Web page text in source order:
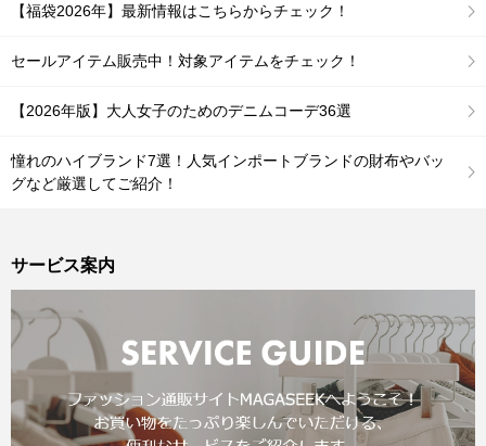
【福袋2026年】最新情報はこちらからチェック！
セールアイテム販売中！対象アイテムをチェック！
【2026年版】大人女子のためのデニムコーデ36選
憧れのハイブランド7選！人気インポートブランドの財布やバッ
グなど厳選してご紹介！
サービス案内